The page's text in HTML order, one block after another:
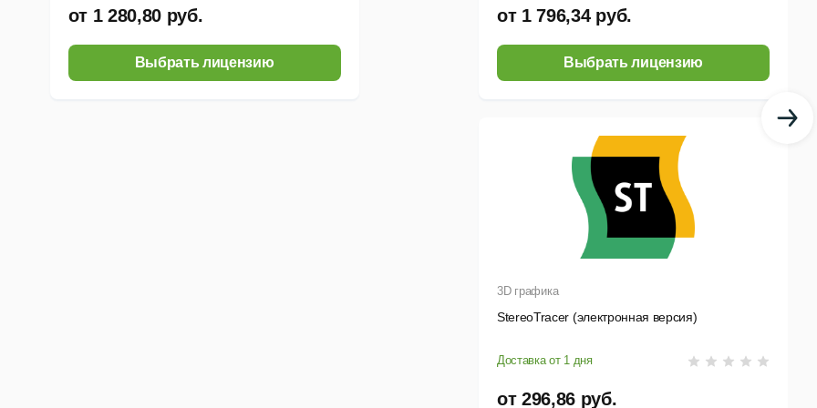
добиться лучшего 3D эффекта;
Макет печати: настроечная рамка с расширенными настройками, метки центрирования, обрезные метки;
от 1 280,80 руб.
Выбрать лицензию
от 1 796,34 руб.
Выбрать лицензию
3D графика
StereoTracer (электронная версия)
Доставка от 1 дня
от 296,86 руб.